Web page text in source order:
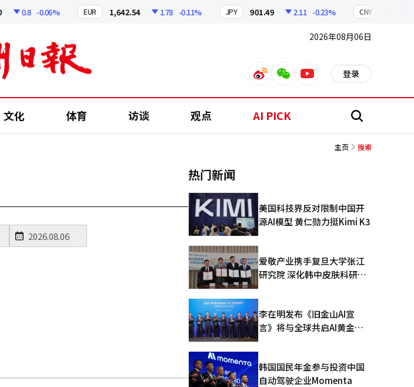
0.8 -0.06% EUR 1,642.54 1.78 -0.11% JPY 901.49 2.11 -0.23% CNY
2026年08月06日
weiboweixinyoutube 登录
文化 体育 访谈 观点 AI PICK 搜
主页 搜索
热门新闻
美国科技界反对限制中国开
源AI模型 黄仁勋力挺Kimi K3
爱敬产业携手复旦大学张江
研究院 深化韩中皮肤科研合
李在明发布《旧金山AI宣
言》将与全球共启AI黄金时
韩国国民年金参与投资中国
自动驾驶企业Momenta